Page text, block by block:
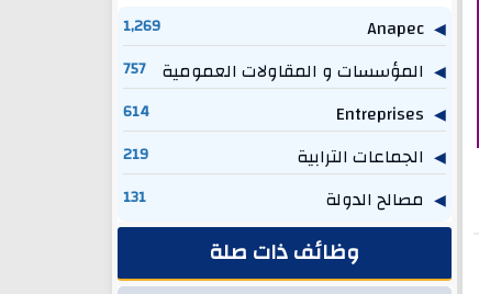
Anapec
1,269
المؤسسات و المقاولات العمومية 757
614
الجماعات الترابية 219
مصالح الدولة 131
وظائف ذات صلة